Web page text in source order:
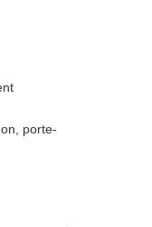
porte-